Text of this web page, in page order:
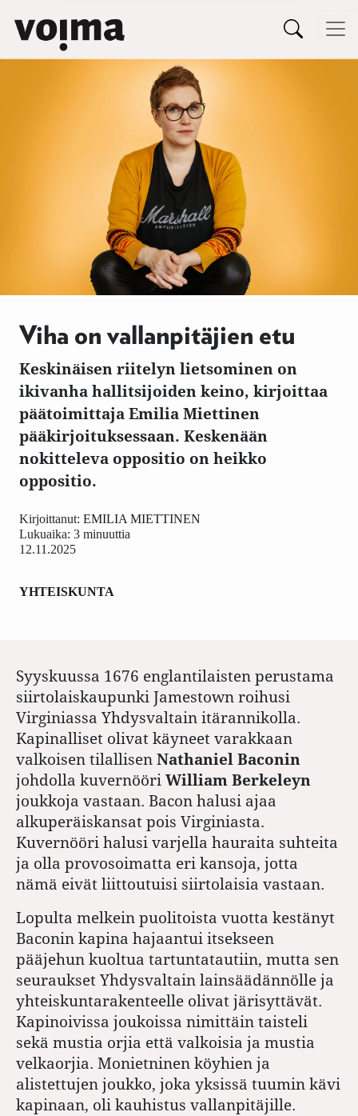
Siirry sisältöön
Päävalikko
Viha on vallanpitäjien etu
Keskinäisen riitelyn lietsominen on
ikivanha hallitsijoiden keino, kirjoittaa
päätoimittaja Emilia Miettinen
pääkirjoituksessaan. Keskenään
nokitteleva oppositio on heikko
oppositio.
12.11.2025
Kirjoittanut: EMILIA MIETTINEN
Lukuaika: 3 minuuttia
YHTEISKUNTA
Syyskuussa 1676 englantilaisten perustama
siirtolaiskaupunki Jamestown roihusi
Virginiassa Yhdysvaltain itärannikolla.
Kapinalliset olivat käyneet varakkaan
valkoisen tilallisen Nathaniel Baconin
johdolla kuvernööri William Berkeleyn
joukkoja vastaan. Bacon halusi ajaa
alkuperäiskansat pois Virginiasta.
Kuvernööri halusi varjella hauraita suhteita
ja olla provosoimatta eri kansoja, jotta
nämä eivät liittoutuisi siirtolaisia vastaan.
Lopulta melkein puolitoista vuotta kestänyt
Baconin kapina hajaantui itsekseen
pääjehun kuoltua tartuntatautiin, mutta sen
seuraukset Yhdysvaltain lainsäädännölle ja
yhteiskuntarakenteelle olivat järisyttävät.
Kapinoivissa joukoissa nimittäin taisteli
sekä mustia orjia että valkoisia ja mustia
velkaorjia. Monietninen köyhien ja
alistettujen joukko, joka yksissä tuumin kävi
kapinaan, oli kauhistus vallanpitäjille.